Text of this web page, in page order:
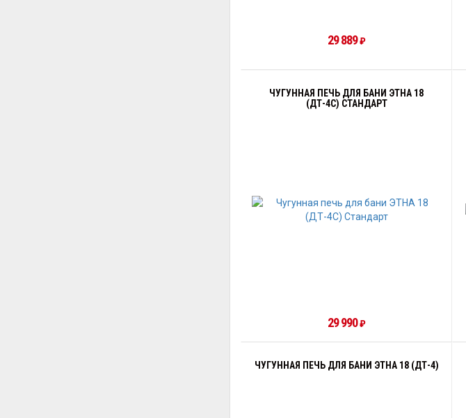
29 889₽
ЧУГУННАЯ ПЕЧЬ ДЛЯ БАНИ ЭТНА 18
(ДТ-4С) СТАНДАРТ
29 990₽
ЧУГУННАЯ ПЕЧЬ ДЛЯ БАНИ ЭТНА 18 (ДТ-4)